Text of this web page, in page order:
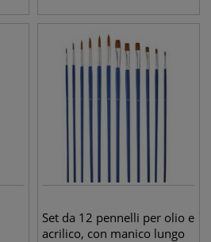
Set da 12 pennelli per olio e
acrilico, con manico lungo